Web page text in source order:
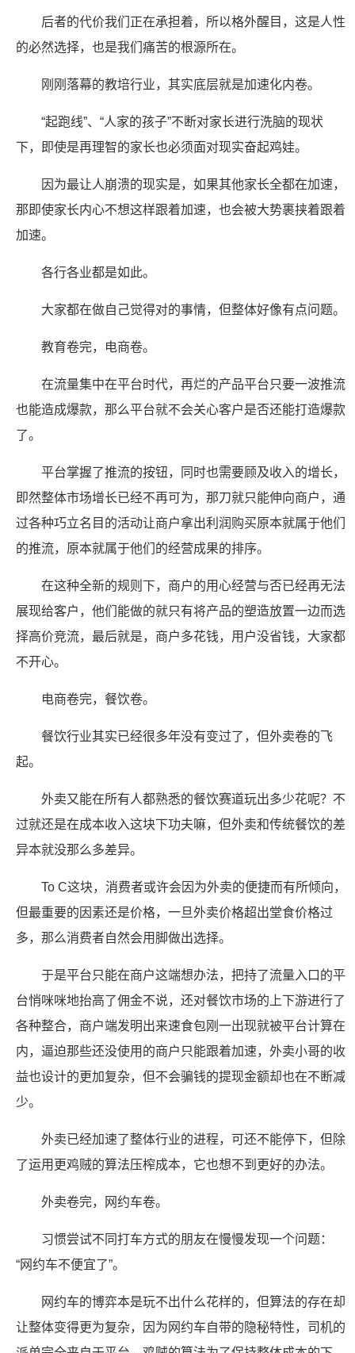
后者的代价我们正在承担着，所以格外醒目，这是人性
的必然选择，也是我们痛苦的根源所在。
刚刚落幕的教培行业，其实底层就是加速化内卷。
“起跑线”、“人家的孩子”不断对家长进行洗脑的现状
下，即使是再理智的家长也必须面对现实奋起鸡娃。
因为最让人崩溃的现实是，如果其他家长全都在加速，
那即使家长内心不想这样跟着加速，也会被大势裹挟着跟着
加速。
各行各业都是如此。
大家都在做自己觉得对的事情，但整体好像有点问题。
教育卷完，电商卷。
在流量集中在平台时代，再烂的产品平台只要一波推流
也能造成爆款，那么平台就不会关心客户是否还能打造爆款
了。
平台掌握了推流的按钮，同时也需要顾及收入的增长，
即然整体市场增长已经不再可为，那刀就只能伸向商户，通
过各种巧立名目的活动让商户拿出利润购买原本就属于他们
的推流，原本就属于他们的经营成果的排序。
在这种全新的规则下，商户的用心经营与否已经再无法
展现给客户，他们能做的就只有将产品的塑造放置一边而选
择高价竞流，最后就是，商户多花钱，用户没省钱，大家都
不开心。
电商卷完，餐饮卷。
餐饮行业其实已经很多年没有变过了，但外卖卷的飞
起。
外卖又能在所有人都熟悉的餐饮赛道玩出多少花呢？不
过就还是在成本收入这块下功夫嘛，但外卖和传统餐饮的差
异本就没那么多差异。
To C这块，消费者或许会因为外卖的便捷而有所倾向，
但最重要的因素还是价格，一旦外卖价格超出堂食价格过
多，那么消费者自然会用脚做出选择。
于是平台只能在商户这端想办法，把持了流量入口的平
台悄咪咪地抬高了佣金不说，还对餐饮市场的上下游进行了
各种整合，商户端发明出来速食包刚一出现就被平台计算在
内，逼迫那些还没使用的商户只能跟着加速，外卖小哥的收
益也设计的更加复杂，但不会骗钱的提现金额却也在不断减
少。
外卖已经加速了整体行业的进程，可还不能停下，但除
了运用更鸡贼的算法压榨成本，它也想不到更好的办法。
外卖卷完，网约车卷。
习惯尝试不同打车方式的朋友在慢慢发现一个问题：
“网约车不便宜了”。
网约车的博弈本是玩不出什么花样的，但算法的存在却
让整体变得更为复杂，因为网约车自带的隐秘特性，司机的